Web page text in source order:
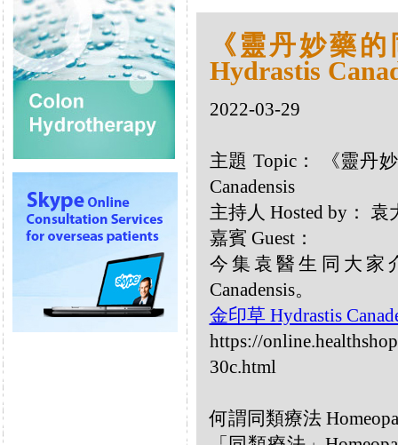
《靈丹妙藥
Hydrastis
2022-03-29
主題 Topic： 《靈丹
Canadensis
主持人 Hosted by：
嘉賓 Guest：
今集袁醫生同大家
Canadensis。
金印草 Hydrastis
https://
30c.html
何謂同類療法